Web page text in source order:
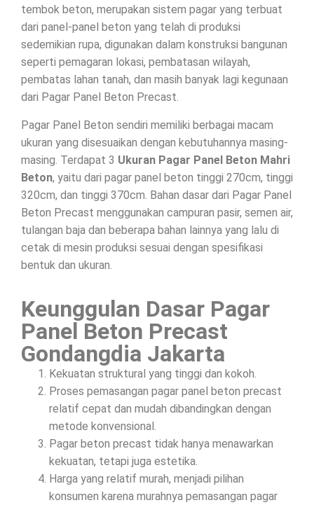
tembok beton, merupakan sistem pagar yang terbuat
dari panel-panel beton yang telah di produksi
sedemikian rupa, digunakan dalam konstruksi bangunan
seperti pemagaran lokasi, pembatasan wilayah,
pembatas lahan tanah, dan masih banyak lagi kegunaan
dari Pagar Panel Beton Precast.
Pagar Panel Beton sendiri memiliki berbagai macam
ukuran yang disesuaikan dengan kebutuhannya masing-
masing. Terdapat 3 Ukuran Pagar Panel Beton Mahri
Beton, yaitu dari pagar panel beton tinggi 270cm, tinggi
320cm, dan tinggi 370cm. Bahan dasar dari Pagar Panel
Beton Precast menggunakan campuran pasir, semen air,
tulangan baja dan beberapa bahan lainnya yang lalu di
cetak di mesin produksi sesuai dengan spesifikasi
bentuk dan ukuran.
Keunggulan Dasar Pagar
Panel Beton Precast
Gondangdia Jakarta
Kekuatan struktural yang tinggi dan kokoh.
Proses pemasangan pagar panel beton precast
relatif cepat dan mudah dibandingkan dengan
metode konvensional.
Pagar beton precast tidak hanya menawarkan
kekuatan, tetapi juga estetika.
Harga yang relatif murah, menjadi pilihan
konsumen karena murahnya pemasangan pagar